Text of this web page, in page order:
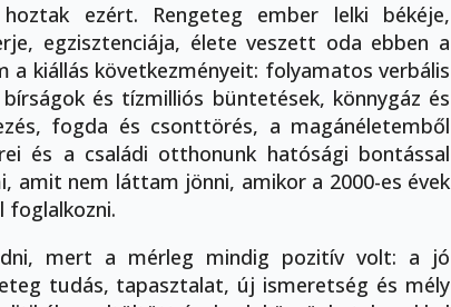
ezért. Rengeteg ember lelki békéje,
egzisztenciája, élete veszett oda ebben a
a kiállás következményeit: folyamatos verbális
és tízmilliós büntetések, könnygáz és
fogda és csonttörés, a magánéletemből
és a családi otthonunk hatósági bontással
amit nem láttam jönni, amikor a 2000-es évek
foglalkozni.
mert a mérleg mindig pozitív volt: a jó
tudás, tapasztalat, új ismeretség és mély